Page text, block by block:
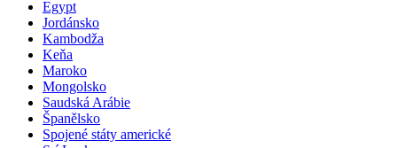
Exotika - Vzdálené země
Egypt
Jordánsko
Kambodža
Keňa
Maroko
Mongolsko
Saudská Arábie
Španělsko